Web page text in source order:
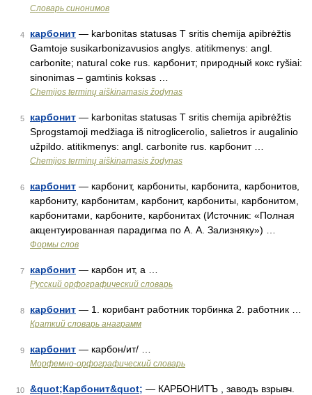
Словарь синонимов
4 карбонит — karbonitas statusas T sritis chemija apibrėžtis
Gamtoje susikarbonizavusios anglys. atitikmenys: angl.
carbonite; natural coke rus. карбонит; природный кокс ryšiai:
sinonimas – gamtinis koksas …
Chemijos terminų aiškinamasis žodynas
5 карбонит — karbonitas statusas T sritis chemija apibrėžtis
Sprogstamoji medžiaga iš nitroglicerolio, salietros ir augalinio
užpildo. atitikmenys: angl. carbonite rus. карбонит …
Chemijos terminų aiškinamasis žodynas
6 карбонит — карбонит, карбониты, карбонита, карбонитов,
карбониту, карбонитам, карбонит, карбониты, карбонитом,
карбонитами, карбоните, карбонитах (Источник: «Полная
акцентуированная парадигма по А. А. Зализняку») …
Формы слов
7 карбонит — карбон ит, а …
Русский орфографический словарь
8 карбонит — 1. корибант работник торбинка 2. работник …
Краткий словарь анаграмм
9 карбонит — карбон/ит/ …
Морфемно-орфографический словарь
10 &quot;Карбонит&quot; — КАРБОНИТЪ , заводъ взрывч.